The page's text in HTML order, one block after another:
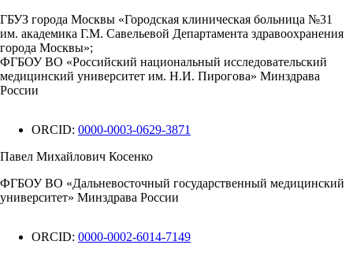
ГБУЗ города Москвы «Городская клиническая больница №31
им. академика Г.М. Савельевой Департамента здравоохранения
города Москвы»;
ФГБОУ ВО «Российский национальный исследовательский
медицинский университет им. Н.И. Пирогова» Минздрава
России
ORCID: 0000-0003-0629-3871
Павел Михайлович Косенко
ФГБОУ ВО «Дальневосточный государственный медицинский
университет» Минздрава России
ORCID: 0000-0002-6014-7149